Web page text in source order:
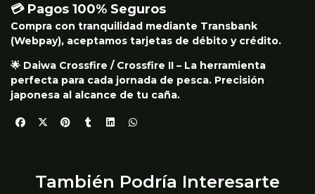
💳 Pagos 100% Seguros
Compra con tranquilidad mediante Transbank
(Webpay), aceptamos tarjetas de débito y crédito.
🌟 Daiwa Crossfire / Crossfire II – La herramienta
perfecta para cada jornada de pesca. Precisión
japonesa al alcance de tu caña.
También Podría Interesarte